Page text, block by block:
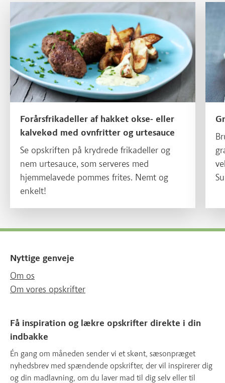
Forårsfrikadeller af hakket okse- eller
kalvekød med ovnfritter og urtesauce
Se opskriften på krydrede frikadeller og
nem urtesauce, som serveres med
hjemmelavede pommes frites. Nemt og
enkelt!
Nyttige genveje
Om os
Om vores opskrifter
Få inspiration og lækre opskrifter direkte i din
indbakke
Én gang om måneden sender vi et skønt, sæsonpræget
nyhedsbrev med spændende opskrifter, der vil inspirerer dig
og din madlavning, om du laver mad til dig selv eller til